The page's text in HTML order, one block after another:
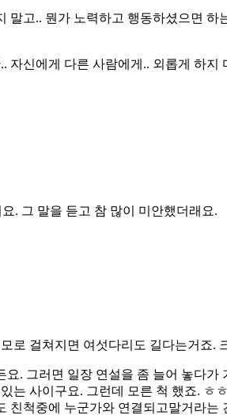
고.. 뭔가 노력하고 행동하셨으면 하
신에게 다른 사람에게.. 외롭게 하
. 그 말을 듣고 참 많이 미안했더래요.
로 걸쳐지면 여섯다리도 길다는거죠.
. 그러면 일장 연설을 좀 늘어 놓다가
사이구요. 그런데 모른 척 했죠. ㅎ
친척중에 누군가와 연결되고말거라는